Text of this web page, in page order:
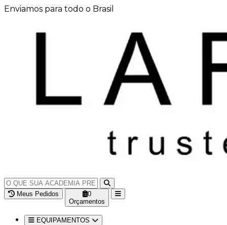
Enviamos para todo o Brasil
Meus Pedidos
0
Orçamentos
EQUIPAMENTOS